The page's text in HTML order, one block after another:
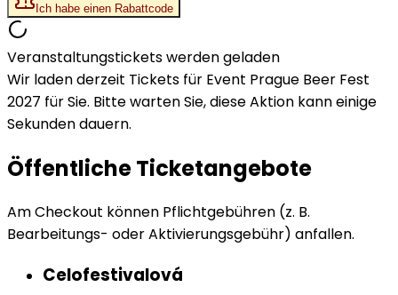
Ich habe einen Rabattcode
Veranstaltungstickets werden geladen
Wir laden derzeit Tickets für Event Prague Beer Fest
2027 für Sie. Bitte warten Sie, diese Aktion kann einige
Sekunden dauern.
Öffentliche Ticketangebote
Am Checkout können Pflichtgebühren (z. B.
Bearbeitungs- oder Aktivierungsgebühr) anfallen.
Celofestivalová